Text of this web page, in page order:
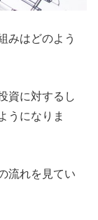
みはどのよう
資に対するし
うになりま
流れを見てい